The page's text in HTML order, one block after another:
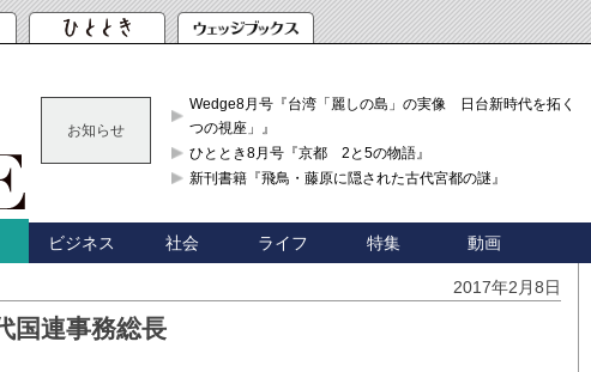
お知らせ
Wedge8月号『台湾「麗しの島」の実像 日台新時代を拓く「3
つの視座」』
ひととき8月号『京都 2と5の物語』
新刊書籍『飛鳥・藤原に隠された古代宮都の謎』
ビジネス 社会 ライフ 特集 動画
2017年2月8日
国連事務総長